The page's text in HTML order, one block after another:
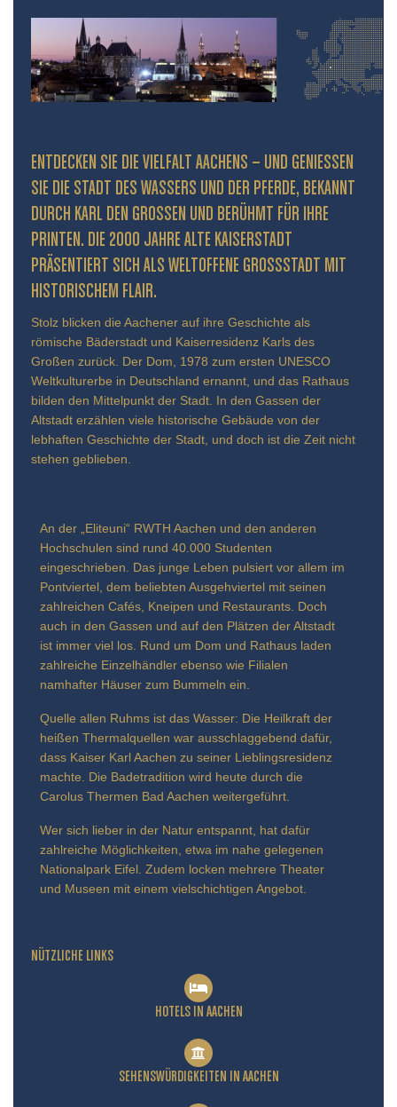
ENTDECKEN SIE DIE VIELFALT AACHENS – UND GENIESSEN S
IE DIE STADT DES WASSERS UND DER PFERDE, BEKANNT D
URCH KARL DEN GROSSEN UND BERÜHMT FÜR IHRE PR
INTEN. DIE 2000 JAHRE ALTE KAISERSTADT PR
ÄSENTIERT SICH ALS WELTOFFENE GROSSSTADT MIT HIS
TORISCHEM FLAIR.
Stolz blicken die Aachener auf ihre Geschichte als
römische Bäderstadt und Kaiserresidenz Karls des
Großen zurück. Der Dom, 1978 zum ersten UNESCO
Weltkulturerbe in Deutschland ernannt, und das Rathaus
bilden den Mittelpunkt der Stadt. In den Gassen der
Altstadt erzählen viele historische Gebäude von der
lebhaften Geschichte der Stadt, und doch ist die Zeit nicht
stehen geblieben.
An der „Eliteuni“ RWTH Aachen und den anderen
Hochschulen sind rund 40.000 Studenten
eingeschrieben. Das junge Leben pulsiert vor allem im
Pontviertel, dem beliebten Ausgehviertel mit seinen
zahlreichen Cafés, Kneipen und Restaurants. Doch
auch in den Gassen und auf den Plätzen der Altstadt
ist immer viel los. Rund um Dom und Rathaus laden
zahlreiche Einzelhändler ebenso wie Filialen
namhafter Häuser zum Bummeln ein.
Quelle allen Ruhms ist das Wasser: Die Heilkraft der
heißen Thermalquellen war ausschlaggebend dafür,
dass Kaiser Karl Aachen zu seiner Lieblingsresidenz
machte. Die Badetradition wird heute durch die
Carolus Thermen Bad Aachen weitergeführt.
Wer sich lieber in der Natur entspannt, hat dafür
zahlreiche Möglichkeiten, etwa im nahe gelegenen
Nationalpark Eifel. Zudem locken mehrere Theater
und Museen mit einem vielschichtigen Angebot.
NÜTZLICHE LINKS
HOTELS IN AACHEN
SEHENSWÜRDIGKEITEN IN AACHEN